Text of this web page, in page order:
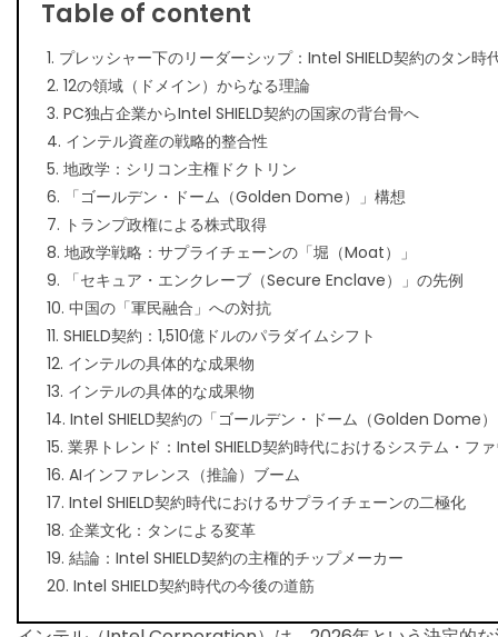
Table of content
1. プレッシャー下のリーダーシップ：Intel SHIELD契約のタン時
2. 12の領域（ドメイン）からなる理論
3. PC独占企業からIntel SHIELD契約の国家の背台骨へ
4. インテル資産の戦略的整合性
5. 地政学：シリコン主権ドクトリン
6. 「ゴールデン・ドーム（Golden Dome）」構想
7. トランプ政権による株式取得
8. 地政学戦略：サプライチェーンの「堀（Moat）」
9. 「セキュア・エンクレーブ（Secure Enclave）」の先例
10. 中国の「軍民融合」への対抗
11. SHIELD契約：1,510億ドルのパラダイムシフト
12. インテルの具体的な成果物
13. インテルの具体的な成果物
14. Intel SHIELD契約の「ゴールデン・ドーム（Golden Dome
15. 業界トレンド：Intel SHIELD契約時代におけるシステム・フ
16. AIインファレンス（推論）ブーム
17. Intel SHIELD契約時代におけるサプライチェーンの二極化
18. 企業文化：タンによる変革
19. 結論：Intel SHIELD契約の主権的チップメーカー
20. Intel SHIELD契約時代の今後の道筋